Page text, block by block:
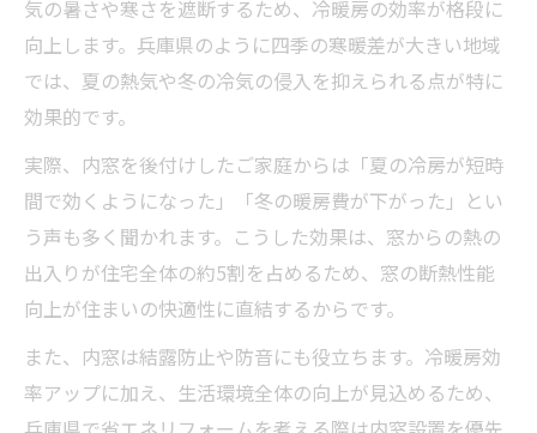
気の暑さや寒さを遮断するため、冷暖房の効率が格段に
向上します。兵庫県のように四季の寒暖差が大きい地域
では、夏の熱気や冬の冷気の侵入を抑えられる点が特に
効果的です。
実際、内窓を後付けしたご家庭からは「夏の冷房が短時
間で効くようになった」「冬の暖房費が下がった」とい
う声も多く聞かれます。こうした効果は、窓からの熱の
出入りが住宅全体の約5割を占めるため、窓の断熱性能
向上が住まいの快適性に直結するからです。
また、内窓は結露防止や防音にも役立ちます。冷暖房効
率アップに加え、生活環境全体の向上が見込めるため、